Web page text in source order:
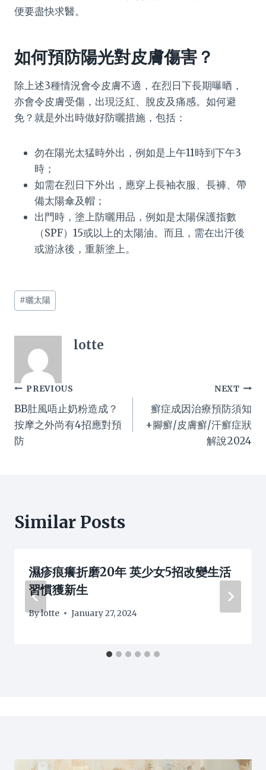
便要盡快求醫。
如何預防陽光對皮膚傷害？
除上述3種情況會令皮膚不適，在烈日下長期曝晒，
亦會令皮膚受傷，出現泛紅、脫皮及痛感。如何避
免？就是外出時做好防曬措施，包括：
勿在陽光太猛時外出，例如是上午11時到下午3
時；
如需在烈日下外出，應穿上長袖衣服、長褲、帶
備太陽傘及帽；
出門時，塗上防曬用品，例如是太陽保護指數
（SPF）15或以上的太陽油。而且，需在出汗後
或游泳後，重新塗上。
Post
Tags:
#曬太陽
lotte
Post
navigation
PREVIOUS
BB肚風唔止奶粉造成？
按摩之外尚有4招應對預
防
NEXT
癬症成因治療預防須知
+腳癬/皮膚癬/汗癬症狀
解說2024
Similar Posts
濕疹痕癢折磨20年 英少女5招改變生活
習慣獲新生
Bylotte January 27, 2024